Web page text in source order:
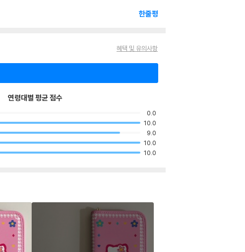
한줄평
혜택 및 유의사항
연령대별 평균 점수
0.0
10.0
9.0
10.0
10.0